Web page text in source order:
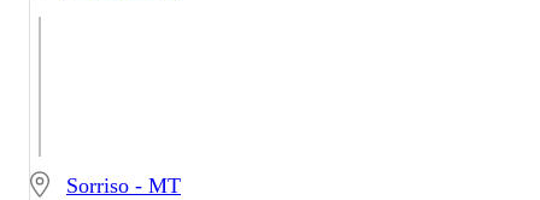
Sorriso - MT